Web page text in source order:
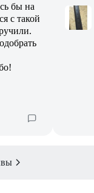
бы на
с такой